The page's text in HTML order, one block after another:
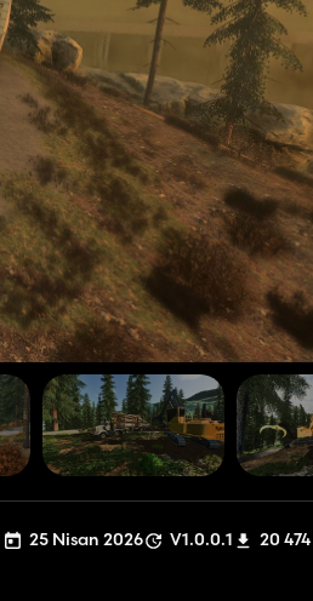
25 Nisan 2026 V1.0.0.1 20 474